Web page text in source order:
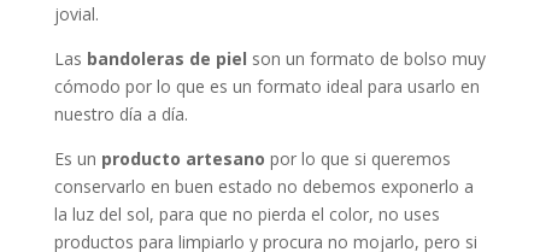
jovial.
Las bandoleras de piel son un formato de bolso muy
cómodo por lo que es un formato ideal para usarlo en
nuestro día a día.
Es un producto artesano por lo que si queremos
conservarlo en buen estado no debemos exponerlo a
la luz del sol, para que no pierda el color, no uses
productos para limpiarlo y procura no mojarlo, pero si